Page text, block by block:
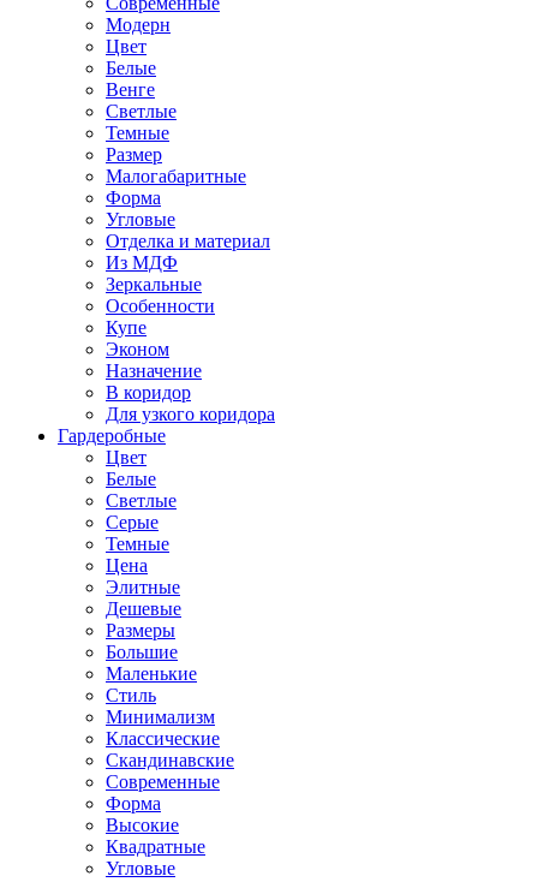
Модерн
Цвет
Белые
Венге
Светлые
Темные
Размер
Малогабаритные
Форма
Угловые
Отделка и материал
Из МДФ
Зеркальные
Особенности
Купе
Эконом
Назначение
В коридор
Для узкого коридора
Гардеробные
Цвет
Белые
Светлые
Серые
Темные
Цена
Элитные
Дешевые
Размеры
Большие
Маленькие
Стиль
Минимализм
Классические
Скандинавские
Современные
Форма
Высокие
Квадратные
Угловые